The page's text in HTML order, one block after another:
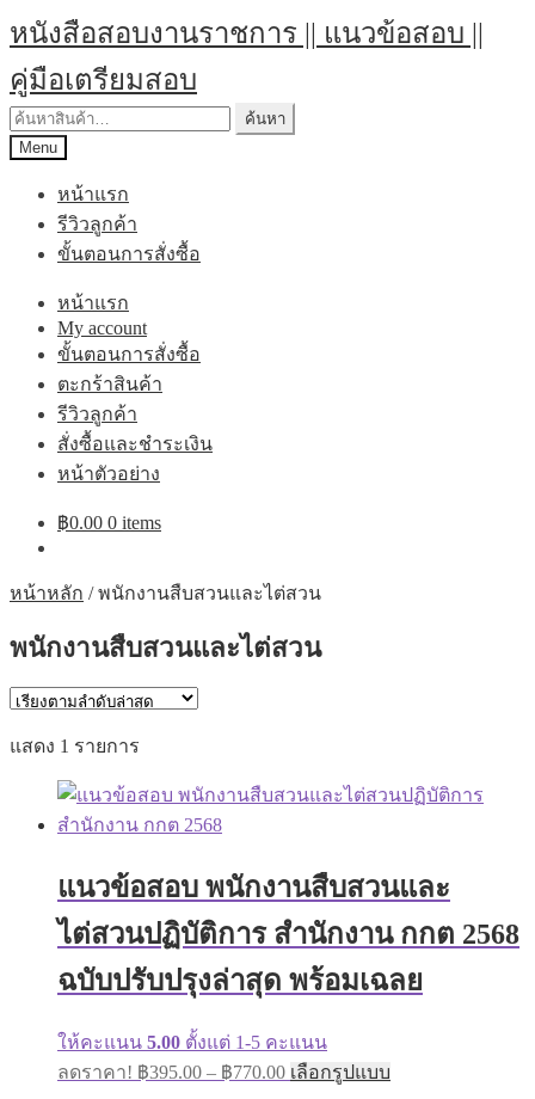
Skip
to
navigation
Skip
to
content
หนังสือสอบงานราชการ || แนวข้อสอบ ||
คู่มือเตรียมสอบ
ค้นหา:
ค้นหา
Menu
หน้าแรก
รีวิวลูกค้า
ขั้นตอนการสั่งซื้อ
หน้าแรก
My account
ขั้นตอนการสั่งซื้อ
ตะกร้าสินค้า
รีวิวลูกค้า
สั่งซื้อและชำระเงิน
หน้าตัวอย่าง
฿0.00 0 items
หน้าหลัก /พนักงานสืบสวนและไต่สวน
พนักงานสืบสวนและไต่สวน
แสดง 1 รายการ
แนวข้อสอบ พนักงานสืบสวนและ
ไต่สวนปฏิบัติการ สำนักงาน กกต 2568
ฉบับปรับปรุงล่าสุด พร้อมเฉลย
ให้คะแนน 5.00 ตั้งแต่ 1-5 คะแนน
ลดราคา! ฿395.00 – ฿770.00Price
range:
เลือกรูปแบบ
product